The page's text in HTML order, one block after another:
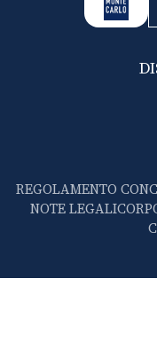
REGOLAMENTO
NOTE LEGALI